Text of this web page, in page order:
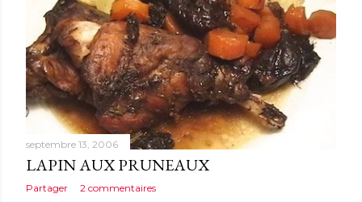
septembre 13, 2006
LAPIN AUX PRUNEAUX
Partager 2 commentaires